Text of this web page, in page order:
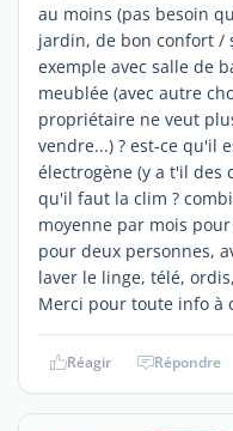
au moins (pas besoin
jardin, de bon confort /
exemple avec salle de
meublée (avec autre
propriétaire ne veut
vendre...) ? est-ce qu'il
électrogène (y a t'il des
qu'il faut la clim ?
moyenne par mois
pour deux personnes,
laver le linge, télé,
Merci pour toute info à
Réagir Répondre